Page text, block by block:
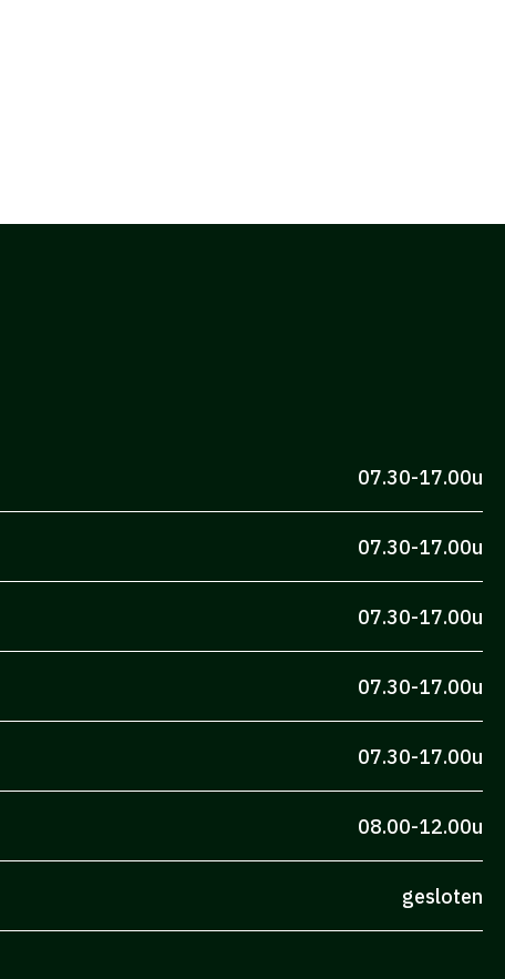
07.30-17.00u
07.30-17.00u
07.30-17.00u
07.30-17.00u
07.30-17.00u
08.00-12.00u
gesloten